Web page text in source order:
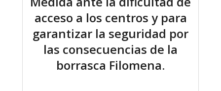
acceso a los centros y para
garantizar la seguridad por
las consecuencias de la
borrasca Filomena.